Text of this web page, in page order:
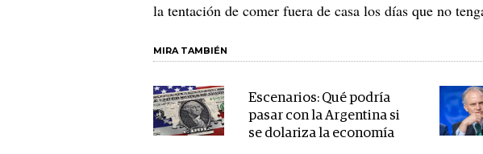
la tentación de comer fuera de casa los días que no
MIRA TAMBIÉN
Escenarios: Qué podría
pasar con la Argentina si
se dolariza la economía